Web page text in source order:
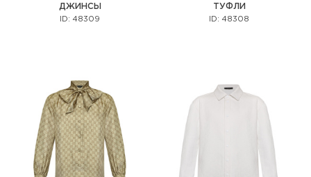
ДЖИНСЫ
ID: 48309
ТУФЛИ
ID: 48308